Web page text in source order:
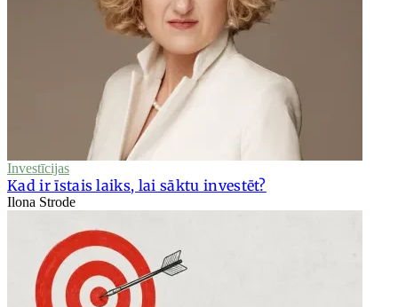
Investīcijas
Kad ir īstais laiks, lai sāktu investēt?
Ilona Strode